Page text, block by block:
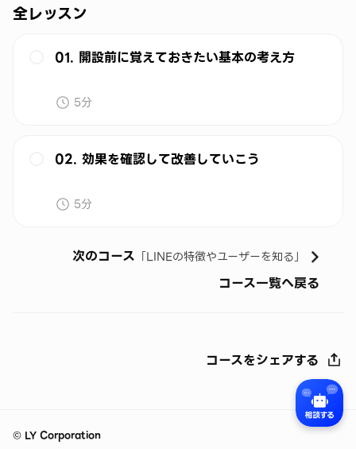
全レッスン
01. 開設前に覚えておきたい基本の考え方
5分
02. 効果を確認して改善していこう
5分
コース一覧へ戻る
次のコース 「LINEの特徴やユーザーを知る」
コースをシェアする
© LY Corporation